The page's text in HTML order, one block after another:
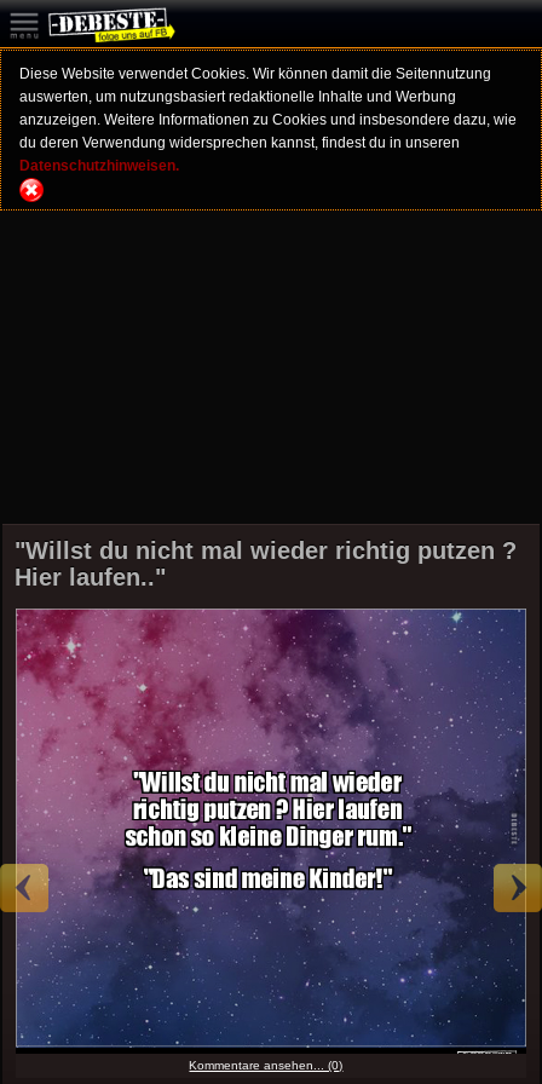
Diese Website verwendet Cookies. Wir können damit die Seitennutzung
auswerten, um nutzungsbasiert redaktionelle Inhalte und Werbung
anzuzeigen. Weitere Informationen zu Cookies und insbesondere dazu, wie
du deren Verwendung widersprechen kannst, findest du in unseren
Datenschutzhinweisen.
"Willst du nicht mal wieder richtig putzen ?
Hier laufen.."
Kommentare ansehen... (0)